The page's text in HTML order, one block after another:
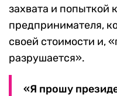
захвата и попыткой
предпринимателя,
своей стоимости и,
разрушается».
«Я прошу